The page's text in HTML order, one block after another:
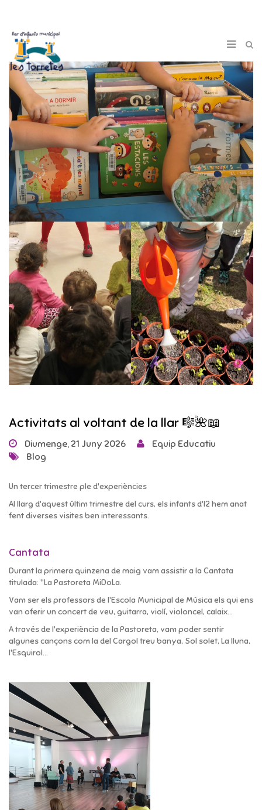
Activitats al voltant de la llar 🎼🌺📖
Diumenge, 21 Juny 2026
Equip Educatiu
Blog
Un tercer trimestre ple d'experiències
Al llarg d'aquest últim trimestre del curs, els infants d'I2 hem anat
fent diverses visites ben interessants.
Cantata
Durant la primera quinzena de maig vam assistir a la Cantata
titulada: "La Pastoreta MiDoLa.
Vam ser els professors de l'Escola Municipal de Música els qui ens
van oferir un concert de veu, guitarra, violí, violoncel, calaix...
A través de l'experiència de la Pastoreta, vam poder sentir
algunes cançons com la del Cargol treu banya, Sol solet, La lluna,
l'Esquirol...